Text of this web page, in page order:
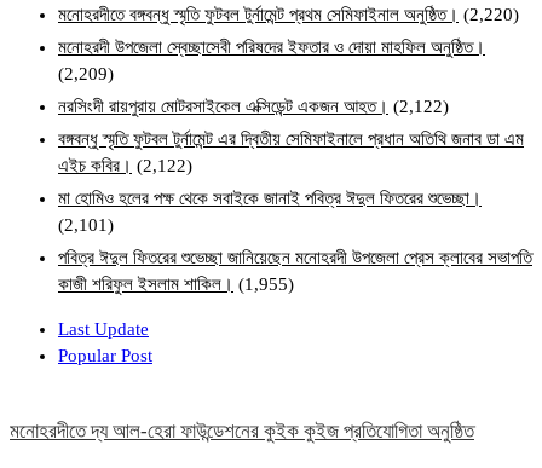
মনোহরদীতে বঙ্গবন্ধু স্মৃতি ফুটবল টুর্নামেন্ট প্রথম সেমিফাইনাল অনুষ্ঠিত। (2,220)
মনোহরদী উপজেলা স্বেচ্ছাসেবী পরিষদের ইফতার ও দোয়া মাহফিল অনুষ্ঠিত।
(2,209)
নরসিংদী রায়পুরায় মোটরসাইকেল এক্সিডেন্ট একজন আহত। (2,122)
বঙ্গবন্ধু স্মৃতি ফুটবল টুর্নামেন্ট এর দ্বিতীয় সেমিফাইনালে প্রধান অতিথি জনাব ডা এম
এইচ কবির। (2,122)
মা হোমিও হলের পক্ষ থেকে সবাইকে জানাই পবিত্র ঈদুল ফিতরের শুভেচ্ছা।
(2,101)
পবিত্র ঈদুল ফিতরের শুভেচ্ছা জানিয়েছেন মনোহরদী উপজেলা প্রেস ক্লাবের সভাপতি
কাজী শরিফুল ইসলাম শাকিল। (1,955)
Last Update
Popular Post
মনোহরদীতে দ্য আল-হেরা ফাউন্ডেশনের কুইক কুইজ প্রতিযোগিতা অনুষ্ঠিত